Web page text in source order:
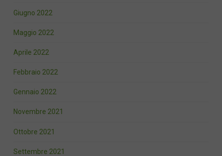
Giugno 2022
Maggio 2022
Aprile 2022
Febbraio 2022
Gennaio 2022
Novembre 2021
Ottobre 2021
Settembre 2021